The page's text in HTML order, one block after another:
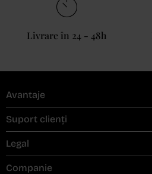
Livrare în 24 - 48h
Avantaje
Suport clienți
Legal
Companie